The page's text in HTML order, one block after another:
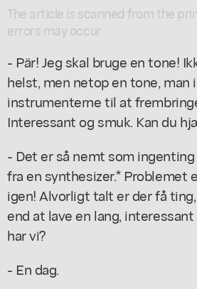
The article is scanned from the
errors may occur
- Pär! Jeg skal bruge en tone!
helst, men netop en tone, man
instrumenterne til at
Interessant og smuk. Kan du
- Det er så nemt som
fra en synthesizer.* Problemet
igen! Alvorligt talt er der få
end at lave en lang,
har vi?
- En dag.